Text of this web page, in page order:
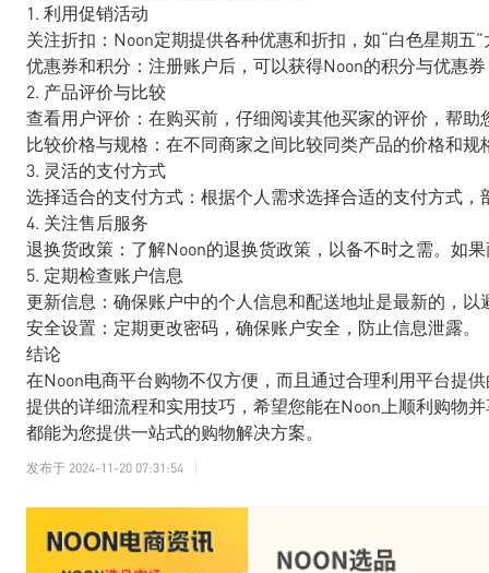
1. 利用促销活动
关注折扣：Noon定期提供各种优惠和折扣，如“白色星期五
优惠券和积分：注册账户后，可以获得Noon的积分与优惠
2. 产品评价与比较
查看用户评价：在购买前，仔细阅读其他买家的评价，帮
比较价格与规格：在不同商家之间比较同类产品的价格和
3. 灵活的支付方式
选择适合的支付方式：根据个人需求选择合适的支付方式
4. 关注售后服务
退换货政策：了解Noon的退换货政策，以备不时之需。如
5. 定期检查账户信息
更新信息：确保账户中的个人信息和配送地址是最新的，以
安全设置：定期更改密码，确保账户安全，防止信息泄露。
结论
在Noon电商平台购物不仅方便，而且通过合理利用平台提
提供的详细流程和实用技巧，希望您能在Noon上顺利购物
都能为您提供一站式的购物解决方案。
发布于 2024-11-20 07:31:54